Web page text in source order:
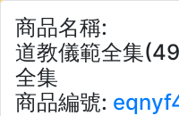
商品名稱:
道教儀範全集
全集
商品編號: